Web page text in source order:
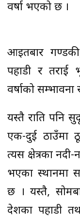
वर्षा भएको छ ।
आइतबार
पहाडी र तराई
वर्षाको
यस्तै राति पनि
एक-दुई ठाउँमा
त्यस क्षेत्रका
भएका स्थानमा
छ । यस्तै,
प्रदेशका पहाडी